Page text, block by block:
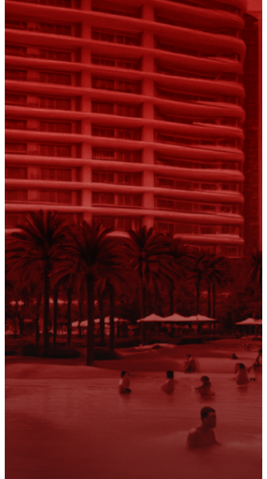
Fantasporto
47th edition
Regulations (Call for
’27)
Entry Form (PDF)
História
Contactos